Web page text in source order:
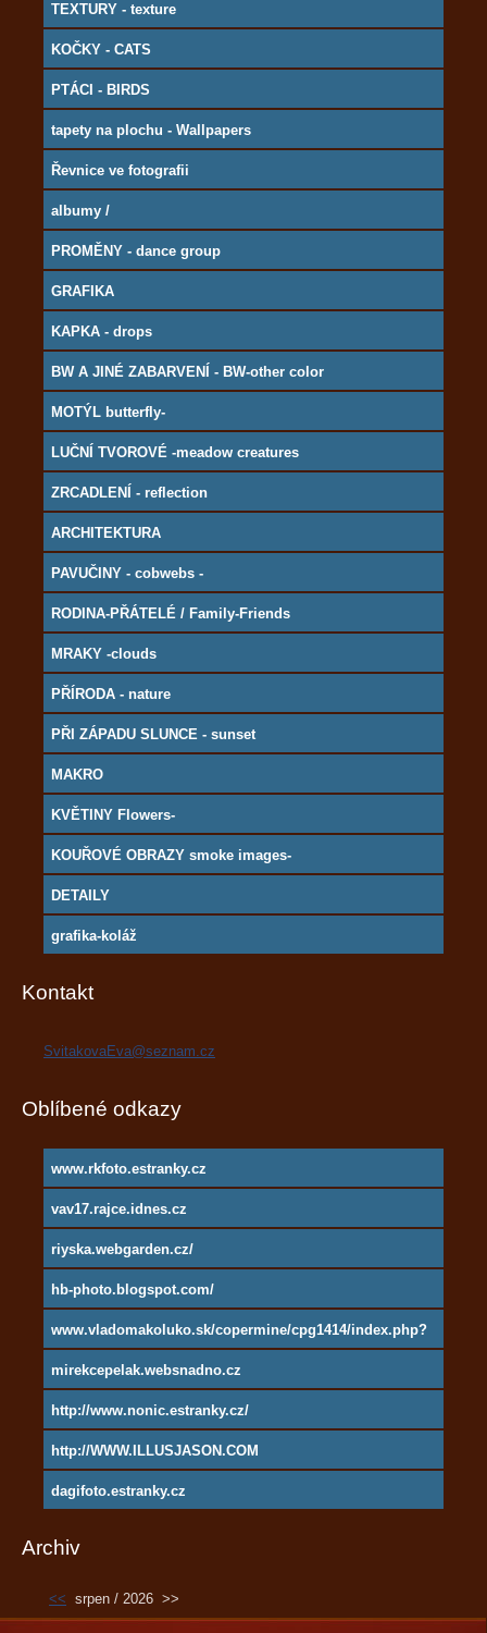
TEXTURY - texture
KOČKY - CATS
PTÁCI - BIRDS
tapety na plochu - Wallpapers
Řevnice ve fotografii
albumy /
PROMĚNY - dance group
GRAFIKA
KAPKA - drops
BW A JINÉ ZABARVENÍ - BW-other color
MOTÝL butterfly-
LUČNÍ TVOROVÉ -meadow creatures
ZRCADLENÍ - reflection
ARCHITEKTURA
PAVUČINY - cobwebs -
RODINA-PŘÁTELÉ / Family-Friends
MRAKY -clouds
PŘÍRODA - nature
PŘI ZÁPADU SLUNCE - sunset
MAKRO
KVĚTINY Flowers-
KOUŘOVÉ OBRAZY smoke images-
DETAILY
grafika-koláž
Kontakt
SvitakovaEva@seznam.cz
Oblíbené odkazy
www.rkfoto.estranky.cz
vav17.rajce.idnes.cz
riyska.webgarden.cz/
hb-photo.blogspot.com/
www.vladomakoluko.sk/copermine/cpg1414/index.php?
cat=5
mirekcepelak.websnadno.cz
http://www.nonic.estranky.cz/
http://WWW.ILLUSJASON.COM
dagifoto.estranky.cz
Archiv
<< srpen / 2026 >>